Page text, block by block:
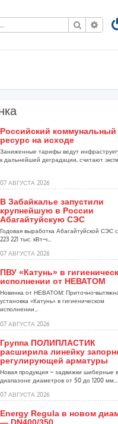
Поиск
Российский коммунальный
ресурс на исходе
Заниженные тарифы ведут
к дальнейшей деградации, считают
07 АВГУСТА 2026
В Забайкалье запустили
крупнейшую в России
Абагайтуйскую СЭС
Годовая выработка Абагайтуйской СЭС
223 221 тыс. кВт-ч...
07 АВГУСТА 2026
ПВУ «Катунь» в
исполнении от НЕВАТОМ
Новинка от НЕВАТОМ: Приточно-
установка «Катунь» в гигиеническом
исполнении...
07 АВГУСТА 2026
Группа ПОЛИПЛАСТИК
расширила линейку
регулирующей арматуры
Новая продукция – задвижки шиберные в
диапазоне диаметров от 50 до 1200 мм...
07 АВГУСТА 2026
Energy Regula в новом